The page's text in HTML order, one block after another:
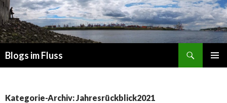
Blogs im Fluss
Kategorie-Archiv: Jahresrückblick2021